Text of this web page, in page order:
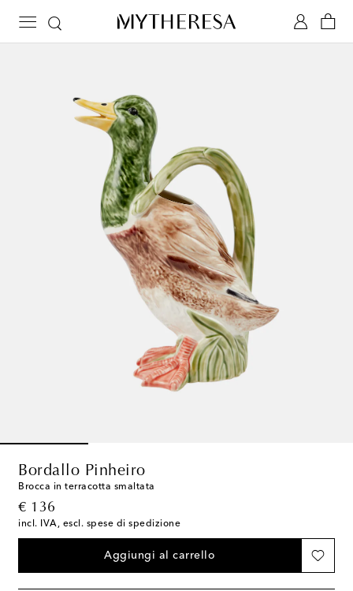
Bordallo Pinheiro
Brocca in terracotta smaltata
€ 136
original price
incl. IVA, escl. spese di spedizione
Aggiungi al carrello